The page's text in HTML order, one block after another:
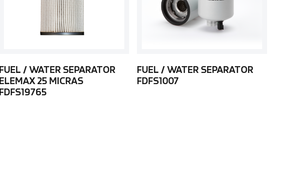
FUEL / WATER SEPARATOR
ELEMAX 25 MICRAS
FDFS19765
FUEL / WATER SEPARATOR
FDFS1007